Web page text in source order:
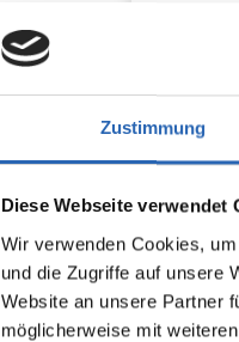
Zustimmung
Diese Webseite verwendet
Wir verwenden Cookies,
und die Zugriffe auf unsere
Website an unsere Partner
möglicherweise mit
Benzin
Kraftstoff